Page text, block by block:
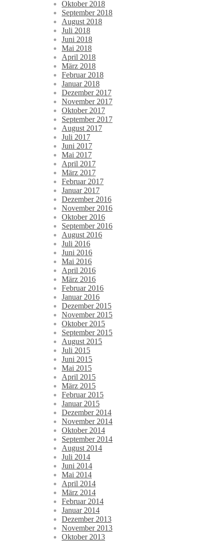
Oktober 2018
September 2018
August 2018
Juli 2018
Juni 2018
Mai 2018
April 2018
März 2018
Februar 2018
Januar 2018
Dezember 2017
November 2017
Oktober 2017
September 2017
August 2017
Juli 2017
Juni 2017
Mai 2017
April 2017
März 2017
Februar 2017
Januar 2017
Dezember 2016
November 2016
Oktober 2016
September 2016
August 2016
Juli 2016
Juni 2016
Mai 2016
April 2016
März 2016
Februar 2016
Januar 2016
Dezember 2015
November 2015
Oktober 2015
September 2015
August 2015
Juli 2015
Juni 2015
Mai 2015
April 2015
März 2015
Februar 2015
Januar 2015
Dezember 2014
November 2014
Oktober 2014
September 2014
August 2014
Juli 2014
Juni 2014
Mai 2014
April 2014
März 2014
Februar 2014
Januar 2014
Dezember 2013
November 2013
Oktober 2013